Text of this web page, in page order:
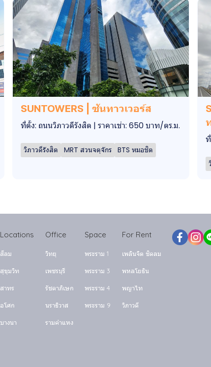
SUNTOWERS | ซันทาวเวอร์ส
ที่ตั้ง: ถนนวิภาวดีรังสิต | ราคาเช่า: 650 บาท/ตร.ม.
วิภาวดีรังสิต MRT สวนจตุจักร BTS หมอชิต
Locations
สีลม
สุขุมวิท
สาทร
อโศก
บางนา
Office
วิทยุ
เพชรบุรี
รัชดาภิเษก
นราธิวาส
รามคำแหง
Space
พระราม 1
พระราม 3
พระราม 4
พระราม 9
For Rent
เพลินจิต ชิดลม
พหลโยธิน
พญาไท
วิภาวดี